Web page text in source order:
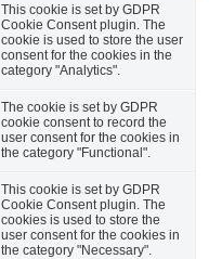
This cookie is set by GDPR
Cookie Consent plugin. The
cookie is used to store the user
consent for the cookies in the
category "Analytics".
The cookie is set by GDPR
cookie consent to record the
user consent for the cookies in
the category "Functional".
This cookie is set by GDPR
Cookie Consent plugin. The
cookies is used to store the
user consent for the cookies in
the category "Necessary".